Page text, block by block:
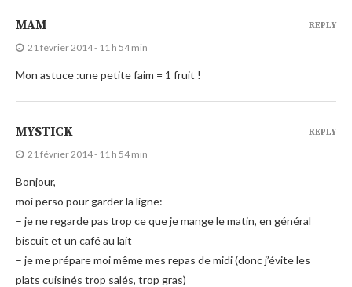
MAM
21 février 2014 - 11 h 54 min
Mon astuce :une petite faim = 1 fruit !
REPLY
MYSTICK
21 février 2014 - 11 h 54 min
Bonjour,
moi perso pour garder la ligne:
– je ne regarde pas trop ce que je mange le matin, en général
biscuit et un café au lait
– je me prépare moi même mes repas de midi (donc j’évite les
plats cuisinés trop salés, trop gras)
REPLY